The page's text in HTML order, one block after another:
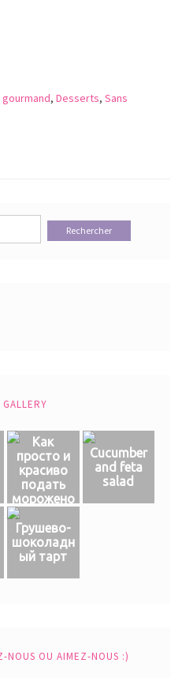
gourmand, Desserts, Sans
Как
просто и
красиво
подать
морожено
Cucumber
and feta
salad
Грушево-
шоколадн
ый тарт
NOUS OU AIMEZ-NOUS :)